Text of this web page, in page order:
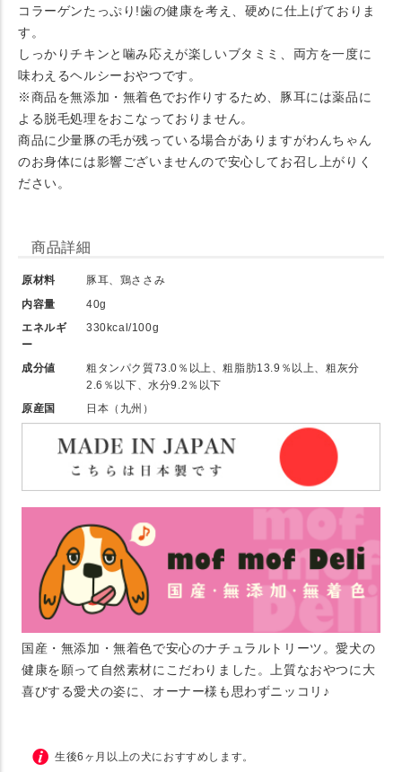
コラーゲンたっぷり!歯の健康を考え、硬めに仕上げておりま
す。
しっかりチキンと噛み応えが楽しいブタミミ、両方を一度に
味わえるヘルシーおやつです。
※商品を無添加・無着色でお作りするため、豚耳には薬品に
よる脱毛処理をおこなっておりません。
商品に少量豚の毛が残っている場合がありますがわんちゃん
のお身体には影響ございませんので安心してお召し上がりく
ださい。
商品詳細
原材料
豚耳、鶏ささみ
内容量
40g
エネルギ
ー
330kcal/100g
成分値
粗タンパク質73.0％以上、粗脂肪13.9％以上、粗灰分
2.6％以下、水分9.2％以下
原産国
日本（九州）
国産・無添加・無着色で安心のナチュラルトリーツ。愛犬の
健康を願って自然素材にこだわりました。上質なおやつに大
喜びする愛犬の姿に、オーナー様も思わずニッコリ♪
生後6ヶ月以上の犬におすすめします。